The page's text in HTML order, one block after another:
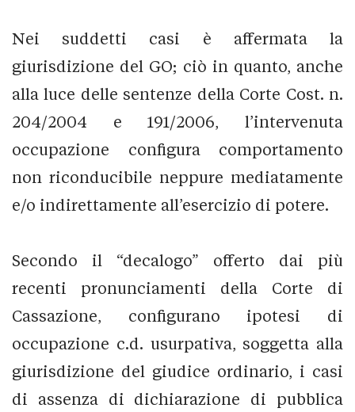
Nei suddetti casi è affermata la
giurisdizione del GO; ciò in quanto, anche
alla luce delle sentenze della Corte Cost. n.
204/2004 e 191/2006, l’intervenuta
occupazione configura comportamento
non riconducibile neppure mediatamente
e/o indirettamente all’esercizio di potere.
Secondo il “decalogo” offerto dai più
recenti pronunciamenti della Corte di
Cassazione, configurano ipotesi di
occupazione c.d. usurpativa, soggetta alla
giurisdizione del giudice ordinario, i casi
di assenza di dichiarazione di pubblica